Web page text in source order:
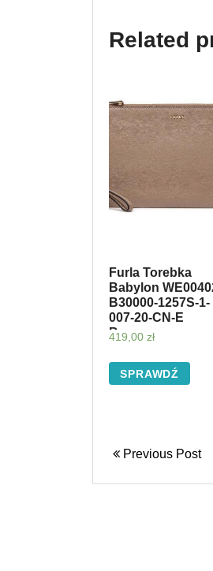
Related
Furla Torebka
Babylon
B30000-1257S-1-
007-20-CN-E
Brązowy
419,00 zł
SPRAWDŹ
Previous Post